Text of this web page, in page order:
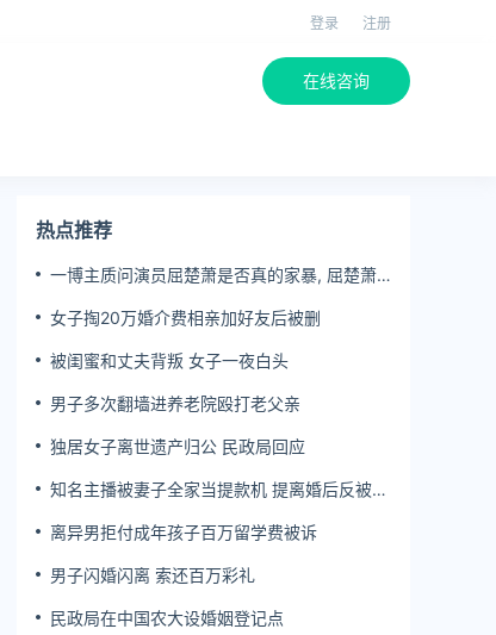
登录 注册
在线咨询
热点推荐
一博主质问演员屈楚萧是否真的家暴, 屈楚萧
女子掏20万婚介费相亲加好友后被删
被闺蜜和丈夫背叛 女子一夜白头
男子多次翻墙进养老院殴打老父亲
独居女子离世遗产归公 民政局回应
知名主播被妻子全家当提款机 提离婚后反被对
离异男拒付成年孩子百万留学费被诉
男子闪婚闪离 索还百万彩礼
民政局在中国农大设婚姻登记点